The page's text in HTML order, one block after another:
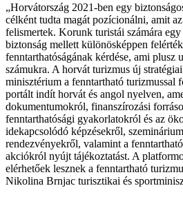
Horvátország 2021-ben egy
célként tudta magát pozícionálni, amit
felismertek. Korunk turistái számára
biztonság mellett különösképpen
fenntarthatóságának kérdése, ami plusz
számukra. A horvát turizmus új
minisztérium a fenntartható turizmussal
portált indít horvát és angol nyelven,
dokumentumokról, finanszírozási
fenntarthatósági gyakorlatokról és az
idekapcsolódó képzésekről,
rendezvényekről, valamint a
akciókról nyújt tájékoztatást. A
elérhetőek lesznek a fenntartható
Nikolina Brnjac turisztikai és